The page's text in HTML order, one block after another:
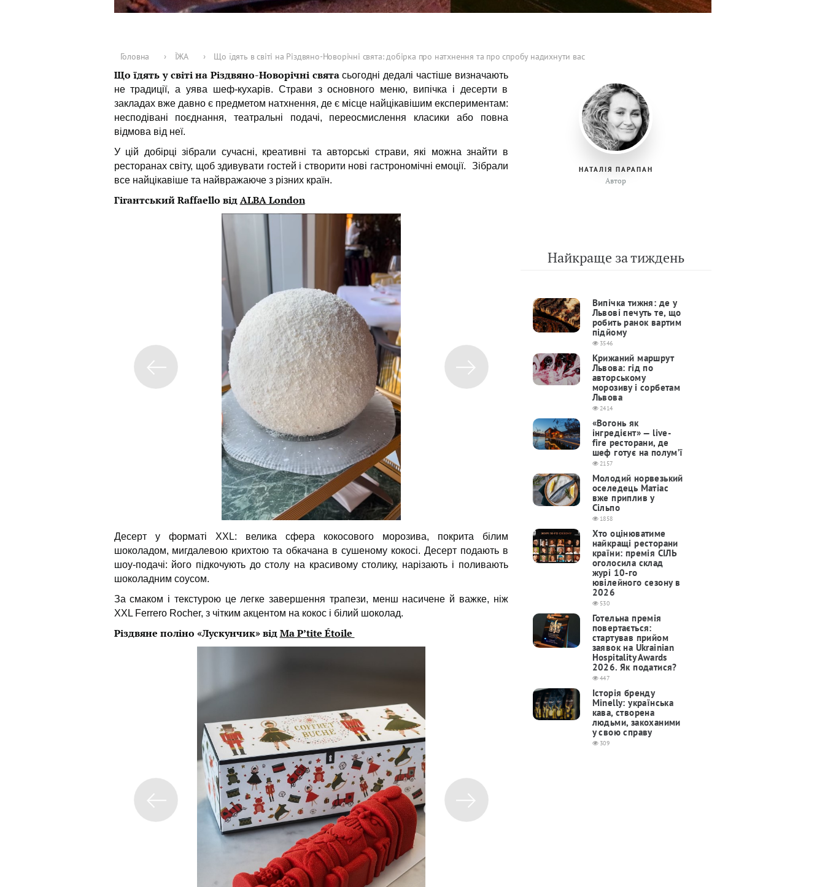
Головна › ЇЖА › Що їдять в світі на Різдвяно-Новорічні свята: добірка про натхнення та про спробу надихнути вас
Що їдять у світі на Різдвяно-Новорічні святасьогодні дедалі частіше визначають
не традиції, а уява шеф-кухарів. Страви з основного меню, випічка і десерти в
закладах вже давно є предметом натхнення, де є місце найцікавішим експериментам:
несподівані поєднання, театральні подачі, переосмислення класики або повна
відмова від неї.
У цій добірці зібрали сучасні, креативні та авторські страви, які можна знайти в
ресторанах світу, щоб здивувати гостей і створити нові гастрономічні емоції. Зібрали
все найцікавіше та найвражаюче з різних країн.
Гігантський Raffaello відALBA London
Десерт у форматі XXL: велика сфера кокосового морозива, покрита білим
шоколадом, мигдалевою крихтою та обкачана в сушеному кокосі. Десерт подають в
шоу-подачі: його підкочують до столу на красивому столику, нарізають і поливають
шоколадним соусом.
За смаком і текстурою це легке завершення трапези, менш насичене й важке, ніж
XXL Ferrero Rocher, з чітким акцентом на кокос і білий шоколад.
Різдвяне поліно «Лускунчик» відMa P’tite Étoile
НАТАЛІЯ ПАРАПАН
Автор
Найкраще за тиждень
Випічка тижня: де у
Львові печуть те, що
робить ранок вартим
підйому
3546
Крижаний маршрут
Львова: гід по
авторському
морозиву і сорбетам
Львова
2414
«Вогонь як
інгредієнт» — live-
fire ресторани, де
шеф готує на полум’ї
2157
Молодий норвезький
оселедець Матіас
вже приплив у
Сільпо
1858
Хто оцінюватиме
найкращі ресторани
країни: премія СІЛЬ
оголосила склад
журі 10-го
ювілейного сезону в
2026
530
Готельна премія
повертається:
cтартував прийом
заявок на Ukrainian
Hospitality Awards
2026. Як податися?
447
Історія бренду
Minelly: українська
кава, створена
людьми, закоханими
у свою справу
309